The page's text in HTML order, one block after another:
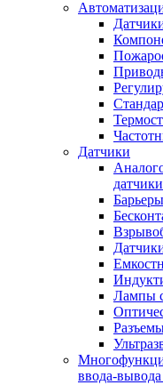
Датчики
датчики
Лампы
ввода-